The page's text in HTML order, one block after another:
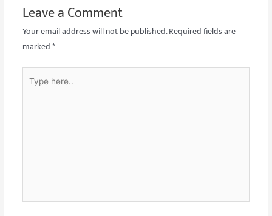
Leave a Comment
Your email address will not be published.Required fields are
marked*
here..